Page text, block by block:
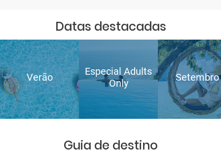
Datas destacadas
Verão
Especial Adults
Only
Setembro
Guia de destino